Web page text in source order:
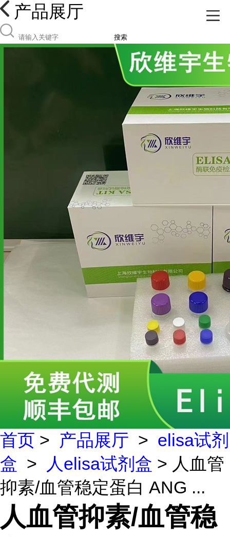
产品展厅
搜索
首页 > 产品展厅 > elisa试剂
盒 > 人elisa试剂盒 > 人血管
抑素/血管稳定蛋白 ANG ...
人血管抑素/血管稳